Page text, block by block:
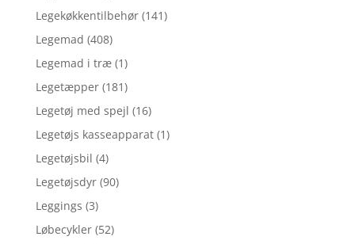
Legekøkkentilbehør (141)
Legemad (408)
Legemad i træ (1)
Legetæpper (181)
Legetøj med spejl (16)
Legetøjs kasseapparat (1)
Legetøjsbil (4)
Legetøjsdyr (90)
Leggings (3)
Løbecykler (52)